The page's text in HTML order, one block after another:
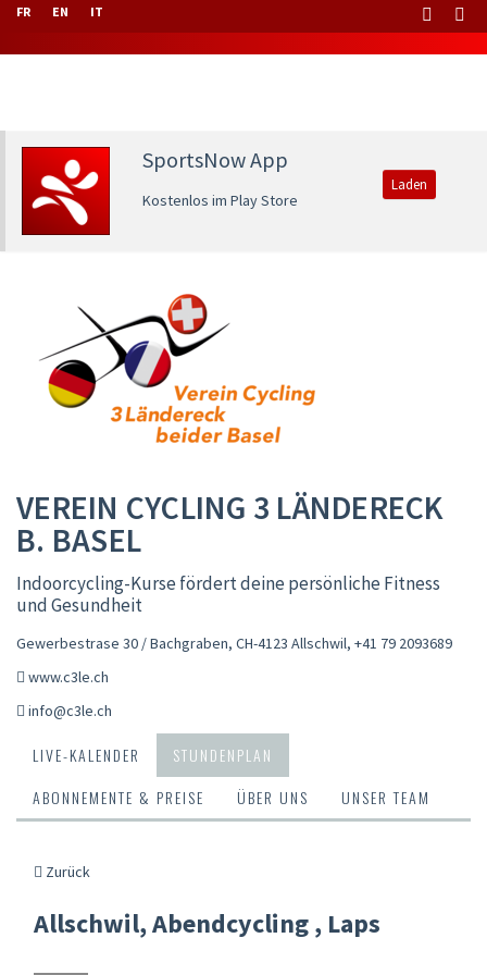
FR EN IT
SportsNow App
Kostenlos im Play Store
Laden
VEREIN CYCLING 3 LÄNDERECK
B. BASEL
Indoorcycling-Kurse fördert deine persönliche Fitness
und Gesundheit
Gewerbestrase 30 / Bachgraben, CH-4123 Allschwil, +41 79 2093689
www.c3le.ch
info@c3le.ch
LIVE-KALENDER
STUNDENPLAN
ABONNEMENTE & PREISE
ÜBER UNS UNSER TEAM
Zurück
Allschwil, Abendcycling , Laps